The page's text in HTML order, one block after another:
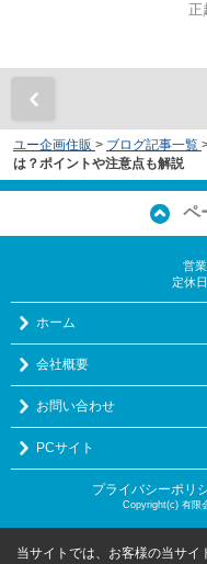
正
ユー企画住販 > ブログ記事一覧
は？ポイントや注意点も解説
ペ
営
定休
ホーム
会社概要
お問い合わせ
PCサイト
プライバシーポリ
Copyright(c) 有限
当サイトでは、お客様の当サイ